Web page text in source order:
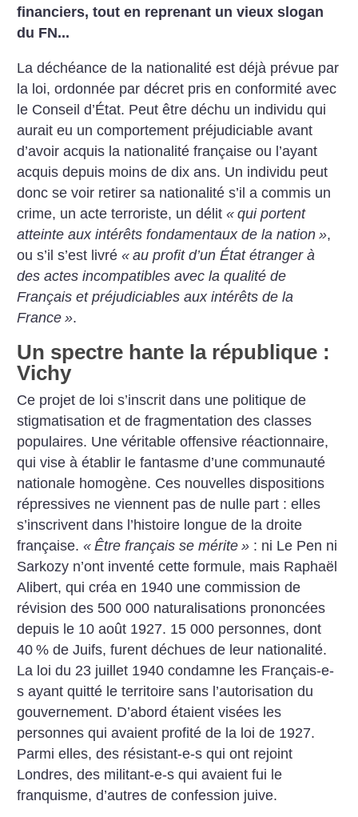
financiers, tout en reprenant un vieux slogan
du FN...
La déchéance de la nationalité est déjà prévue par
la loi, ordonnée par décret pris en conformité avec
le Conseil d’État. Peut être déchu un individu qui
aurait eu un comportement préjudiciable avant
d’avoir acquis la nationalité française ou l’ayant
acquis depuis moins de dix ans. Un individu peut
donc se voir retirer sa nationalité s’il a commis un
crime, un acte terroriste, un délit« qui portent
atteinte aux intérêts fondamentaux de la nation »,
ou s’il s’est livré« au profit d’un État étranger à
des actes incompatibles avec la qualité de
Français et préjudiciables aux intérêts de la
France ».
Un spectre hante la république :
Vichy
Ce projet de loi s’inscrit dans une politique de
stigmatisation et de fragmentation des classes
populaires. Une véritable offensive réactionnaire,
qui vise à établir le fantasme d’une communauté
nationale homogène. Ces nouvelles dispositions
répressives ne viennent pas de nulle part : elles
s’inscrivent dans l’histoire longue de la droite
française. « Être français se mérite » : ni Le Pen ni
Sarkozy n’ont inventé cette formule, mais Raphaël
Alibert, qui créa en 1940 une commission de
révision des 500 000 naturalisations prononcées
depuis le 10 août 1927. 15 000 personnes, dont
40 % de Juifs, furent déchues de leur nationalité.
La loi du 23 juillet 1940 condamne les Français-e-
s ayant quitté le territoire sans l’autorisation du
gouvernement. D’abord étaient visées les
personnes qui avaient profité de la loi de 1927.
Parmi elles, des résistant-e-s qui ont rejoint
Londres, des militant-e-s qui avaient fui le
franquisme, d’autres de confession juive.